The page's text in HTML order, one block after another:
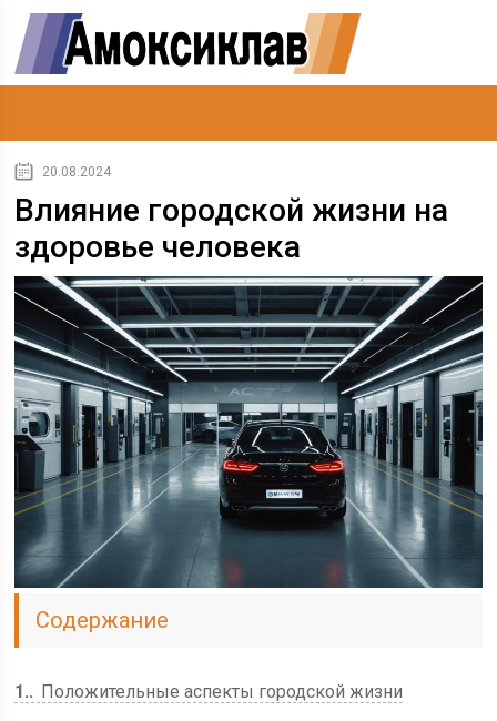
20.08.2024
Влияние городской жизни на
здоровье человека
Содержание
1.
Положительные аспекты городской жизни